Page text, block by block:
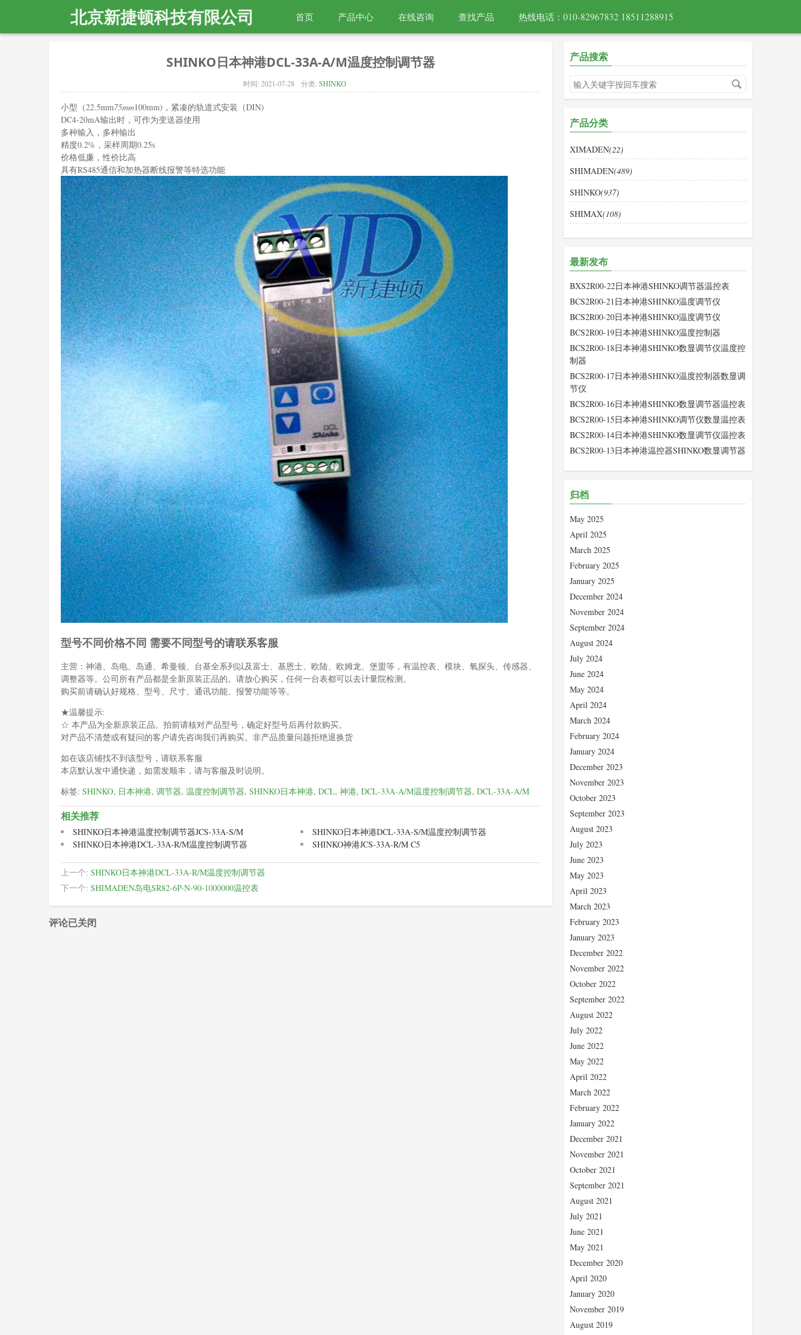
北京新捷顿科技有限公司 首页 产品中心 在线咨询 查找产品 热线电话：010-82967832 18511288915
SHINKO日本神港DCL-33A-A/M温度控制调节器
时间: 2021-07-28 分类: SHINKO
小型（22.5mm75mm100mm)，紧凑的轨道式安装（DIN)
DC4-20mA输出时，可作为变送器使用
多种输入，多种输出
精度0.2%，采样周期0.25s
价格低廉，性价比高
具有RS485通信和加热器断线报警等特选功能
型号不同价格不同 需要不同型号的请联系客服
主营：神港、岛电、岛通、希曼顿、台基全系列以及富士、基恩士、欧陆、欧姆龙、堡盟等，有温控表、模块、氧探头、传感器、
调整器等。公司所有产品都是全新原装正品的。请放心购买，任何一台表都可以去计量院检测。
购买前请确认好规格、型号、尺寸、通讯功能、报警功能等等。
★温馨提示:
☆ 本产品为全新原装正品。拍前请核对产品型号，确定好型号后再付款购买。
对产品不清楚或有疑问的客户请先咨询我们再购买。非产品质量问题拒绝退换货
如在该店铺找不到该型号，请联系客服
本店默认发中通快递，如需发顺丰，请与客服及时说明。
标签: SHINKO, 日本神港, 调节器, 温度控制调节器, SHINKO日本神港, DCL, 神港, DCL-33A-A/M温度控制调节器, DCL-33A-A/M
相关推荐
SHINKO日本神港温度控制调节器JCS-33A-S/M
SHINKO日本神港DCL-33A-S/M温度控制调节器
SHINKO日本神港DCL-33A-R/M温度控制调节器
SHINKO神港JCS-33A-R/M C5
上一个: SHINKO日本神港DCL-33A-R/M温度控制调节器
下一个: SHIMADEN岛电SR82-6P-N-90-1000000温控表
评论已关闭
产品搜索
产品分类
XIMADEN(22)
SHIMADEN(489)
SHINKO(937)
SHIMAX(108)
最新发布
BXS2R00-22日本神港SHINKO调节器温控表
BCS2R00-21日本神港SHINKO温度调节仪
BCS2R00-20日本神港SHINKO温度调节仪
BCS2R00-19日本神港SHINKO温度控制器
BCS2R00-18日本神港SHINKO数显调节仪温度控
制器
BCS2R00-17日本神港SHINKO温度控制器数显调
节仪
BCS2R00-16日本神港SHINKO数显调节器温控表
BCS2R00-15日本神港SHINKO调节仪数显温控表
BCS2R00-14日本神港SHINKO数显调节仪温控表
BCS2R00-13日本神港温控器SHINKO数显调节器
归档
May 2025
April 2025
March 2025
February 2025
January 2025
December 2024
November 2024
September 2024
August 2024
July 2024
June 2024
May 2024
April 2024
March 2024
February 2024
January 2024
December 2023
November 2023
October 2023
September 2023
August 2023
July 2023
June 2023
May 2023
April 2023
March 2023
February 2023
January 2023
December 2022
November 2022
October 2022
September 2022
August 2022
July 2022
June 2022
May 2022
April 2022
March 2022
February 2022
January 2022
December 2021
November 2021
October 2021
September 2021
August 2021
July 2021
June 2021
May 2021
December 2020
April 2020
January 2020
November 2019
August 2019